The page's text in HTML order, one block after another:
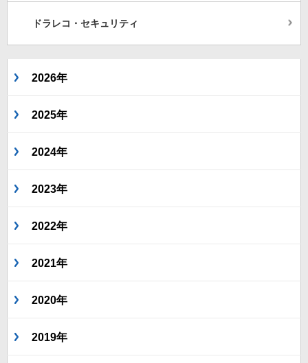
ドラレコ・セキュリティ
2026年
2025年
2024年
2023年
2022年
2021年
2020年
2019年